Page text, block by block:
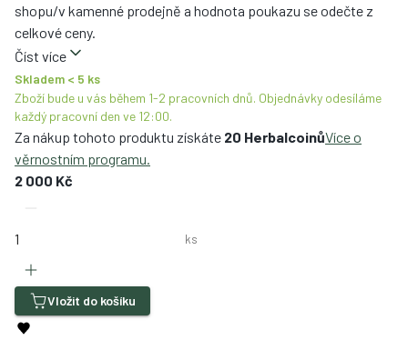
shopu/v kamenné prodejně a hodnota poukazu se odečte z
celkové ceny.
Číst více
Skladem < 5 ks
Zboží bude u vás během 1-2 pracovních dnů. Objednávky odesíláme
každý pracovní den ve 12:00.
Za nákup tohoto produktu získáte 20 HerbalcoinůVíce o
věrnostním programu.
2 000 Kč
ks
Vložit do košíku